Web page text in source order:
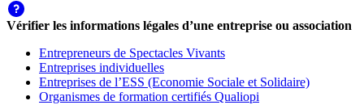
Vérifier les informations légales d’une entreprise ou association
Entrepreneurs de Spectacles Vivants
Entreprises individuelles
Entreprises de l’ESS (Economie Sociale et Solidaire)
Organismes de formation certifiés Qualiopi